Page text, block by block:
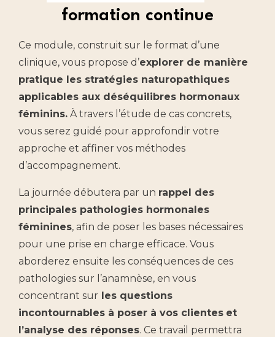
formation continue
Ce module, construit sur le format d’une
clinique, vous propose d’explorer de manière
pratique les stratégies naturopathiques
applicables aux déséquilibres hormonaux
féminins. À travers l’étude de cas concrets,
vous serez guidé pour approfondir votre
approche et affiner vos méthodes
d’accompagnement.
La journée débutera par un rappel des
principales pathologies hormonales
féminines, afin de poser les bases nécessaires
pour une prise en charge efficace. Vous
aborderez ensuite les conséquences de ces
pathologies sur l’anamnèse, en vous
concentrant sur les questions
incontournables à poser à vos clientes et
l’analyse des réponses. Ce travail permettra